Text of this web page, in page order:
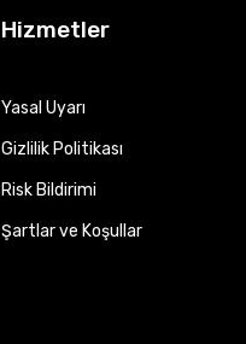
Hizmetler
Yasal Uyarı
Gizlilik Politikası
Risk Bildirimi
Şartlar ve Koşullar